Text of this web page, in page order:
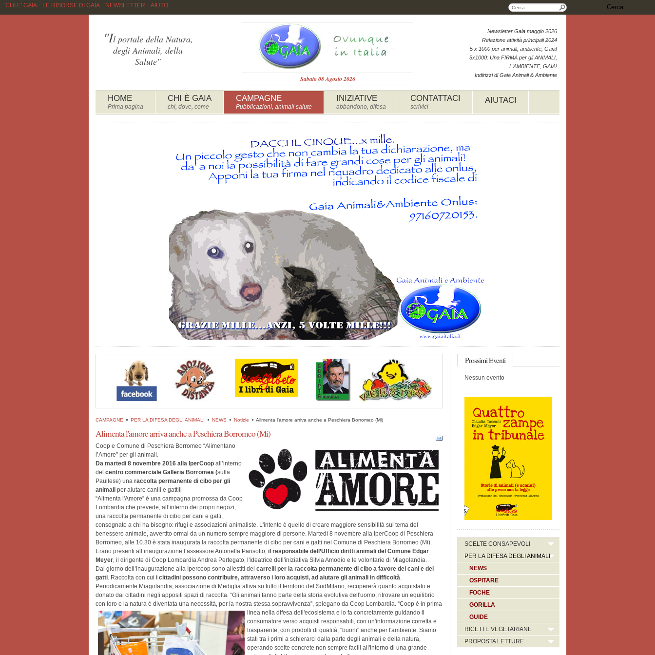
CHI E' GAIA:: LE RISORSE DI GAIA:: NEWSLETTER AIUTO
Sabato 08 Agosto 2026
HOME
Prima pagina
CHI È GAIA
chi, dove, come
CAMPAGNE
Pubblicazioni, animali salute
INIZIATIVE
abbandono, difesa
CONTATTACI
scrivici
AIUTACI
Cerca
"Il portale della Natura,
degli Animali, della
Salute"
Newsletter Gaia maggio 2026
Relazione attività principali 2024
5 x 1000 per animali, ambiente, Gaia!
5x1000: Una FIRMA per gli ANIMALI,
L'AMBIENTE, GAIA!
Indirizzi di Gaia Animali & Ambiente
ProssimiEventi
Nessun evento
SCELTE CONSAPEVOLI
PER LA DIFESA DEGLI ANIMALI
NEWS
OSPITARE
FOCHE
GORILLA
GUIDE
RICETTE VEGETARIANE
PROPOSTA LETTURE
CAMPAGNE PER LA DIFESA DEGLI ANIMALI NEWS Notizie Alimenta l'amore arriva anche a Peschiera Borromeo (Mi)
Alimenta l'amore arriva anche a Peschiera Borromeo (Mi)
Coop e Comune di Peschiera Borromeo “Alimentano
l’Amore” per gli animali.
Da martedi 8 novembre 2016 alla IperCoop all’interno
del centro commerciale Galleria Borromea (sulla
Paullese) una raccolta permanente di cibo per gli
animali per aiutare canili e gattili
“Alimenta l'Amore” è una campagna promossa da Coop
Lombardia che prevede, all’interno dei propri negozi,
una raccolta permanente di cibo per cani e gatti,
consegnato a chi ha bisogno: rifugi e associazioni animaliste. L'intento è quello di creare maggiore sensibilità sul tema del
benessere animale, avvertito ormai da un numero sempre maggiore di persone. Martedì 8 novembre alla IperCoop di Peschiera
Borromeo, alle 10.30 è stata inaugurata la raccolta permanente di cibo per cani e gatti nel Comune di Peschiera Borromeo (Mi).
Erano presenti all’inaugurazione l’assessore Antonella Parisotto, il responsabile dell’Ufficio diritti animali del Comune Edgar
Meyer, il dirigente di Coop Lombardia Andrea Pertegato, l'ideatrice dell'iniziativa Silvia Amodio e le volontarie di Miagolandia.
Dal giorno dell’inaugurazione alla Ipercoop sono allestiti dei carrelli per la raccolta permanente di cibo a favore dei cani e dei
gatti. Raccolta con cui i cittadini possono contribuire, attraverso i loro acquisti, ad aiutare gli animali in difficoltà.
Periodicamente Miagolandia, associazione di Mediglia attiva su tutto il territorio del SudMilano, recupererà quanto acquistato e
donato dai cittadini negli appositi spazi di raccolta. “Gli animali fanno parte della storia evolutiva dell'uomo; ritrovare un equilibrio
con loro e la natura è diventata una necessità, per la nostra stessa sopravvivenza”, spiegano da Coop Lombardia. “Coop è in prima
linea nella difesa dell'ecosistema e lo fa concretamente guidando il
consumatore verso acquisti responsabili, con un'informazione corretta e
trasparente, con prodotti di qualità, "buoni" anche per l'ambiente. Siamo
stati tra i primi a schierarci dalla parte degli animali e della natura,
operando scelte concrete non sempre facili all'interno di una grande